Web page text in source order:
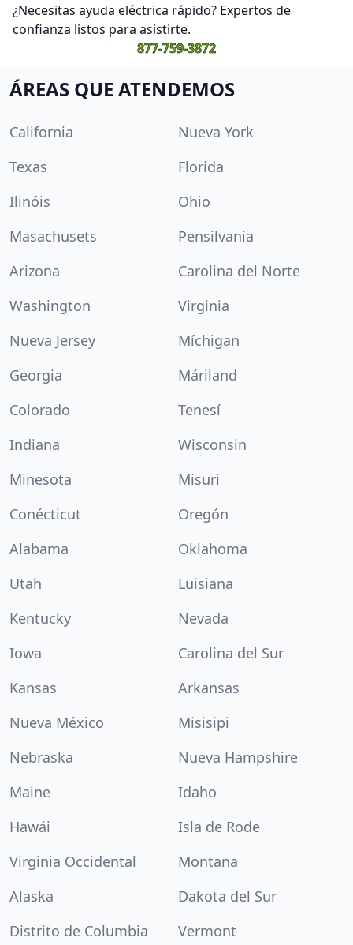
¿Necesitas ayuda eléctrica rápido? Expertos de
confianza listos para asistirte.
877-759-3872
ÁREAS QUE ATENDEMOS
California
Nueva York
Texas
Florida
Ilinóis
Ohio
Masachusets
Pensilvania
Arizona
Carolina del Norte
Washington
Virginia
Nueva Jersey
Míchigan
Georgia
Máriland
Colorado
Tenesí
Indiana
Wisconsin
Minesota
Misuri
Conécticut
Oregón
Alabama
Oklahoma
Utah
Luisiana
Kentucky
Nevada
Iowa
Carolina del Sur
Kansas
Arkansas
Nueva México
Misisipi
Nebraska
Nueva Hampshire
Maine
Idaho
Hawái
Isla de Rode
Virginia Occidental
Montana
Alaska
Dakota del Sur
Distrito de Columbia
Vermont